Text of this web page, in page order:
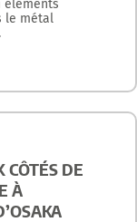
éléments
le métal
DE
À